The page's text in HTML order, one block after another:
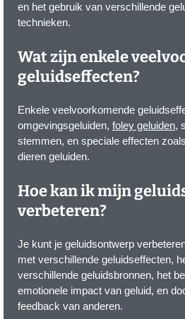
en het gebruik van verschillende
technieken.
Wat zijn enkele
geluidseffecten?
Enkele veelvoorkomende
omgevingsgeluiden, foley geluiden,
stemmen, en speciale effecten
dieren geluiden.
Hoe kan ik mijn
verbeteren?
Je kunt je geluidsontwerp
met verschillende geluidseffecten,
verschillende geluidsbronnen, het
emotionele impact van geluid, en
feedback van anderen.